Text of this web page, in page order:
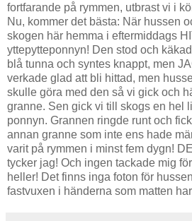
fortfarande på rymmen, utbrast vi i
Nu, kommer det bästa: När hussen
skogen här hemma i eftermiddags
yttepytteponnyn! Den stod och
blå tunna och syntes knappt, men
verkade glad att bli hittad, men
skulle göra med den så vi gick och
granne. Sen gick vi till skogs en hel
ponnyn. Grannen ringde runt och
annan granne som inte ens hade
varit på rymmen i minst fem dygn!
tycker jag! Och ingen tackade mig
heller! Det finns inga foton för
fastvuxen i händerna som matten